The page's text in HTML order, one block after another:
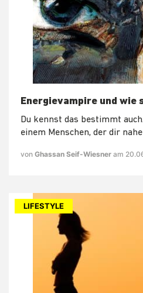
Energievampire und wie
Du kennst das bestimmt
einem Menschen, der dir
von Ghassan Seif-Wiesner am
LIFESTYLE